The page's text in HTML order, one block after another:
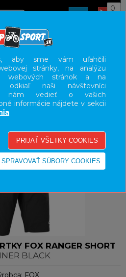
0
PANEL
MENU
FOX RANGER SHORT
BLACK
FOX
aby sme vám uľahčili
stránky, na analýzu
webových stránok a na
odkiaľ naši návštevníci
nám vedieť o vašich
informácie nájdete v sekcii